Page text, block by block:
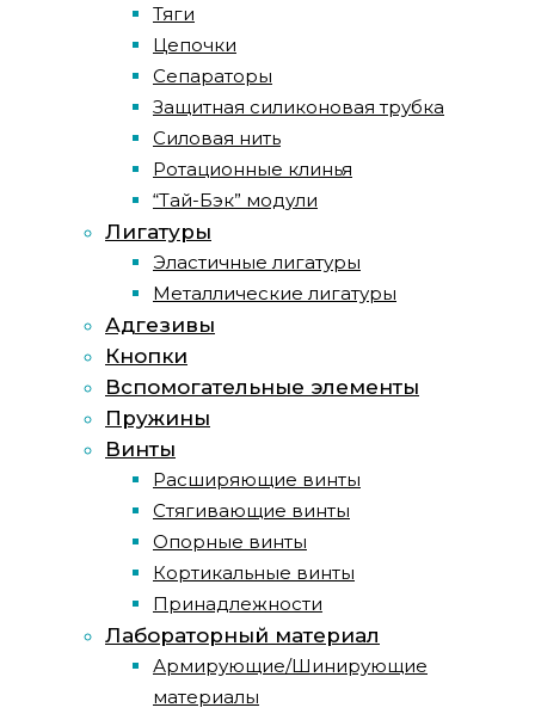
Тяги
Цепочки
Сепараторы
Защитная силиконовая трубка
Силовая нить
Ротационные клинья
“Тай-Бэк” модули
Лигатуры
Эластичные лигатуры
Металлические лигатуры
Адгезивы
Кнопки
Вспомогательные элементы
Пружины
Винты
Расширяющие винты
Стягивающие винты
Опорные винты
Кортикальные винты
Принадлежности
Лабораторный материал
Армирующие/Шинирующие
материалы